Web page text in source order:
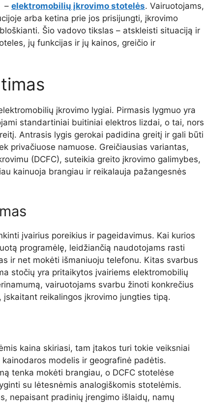
– elektromobilių įkrovimo stotelės. Vairuotojams,
arba ketina prie jos prisijungti, įkrovimo
Šio vadovo tikslas – atskleisti situaciją ir
jų funkcijas ir jų kainos, greičio ir
įkrovimo lygiai. Pirmasis lygmuo yra
standartiniai buitiniai elektros lizdai, o tai, nors
Antrasis lygis gerokai padidina greitį ir gali būti
privačiuose namuose. Greičiausias variantas,
(DCFC), suteikia greito įkrovimo galimybes,
kainuoja brangiau ir reikalauja pažangesnės
įvairius poreikius ir pageidavimus. Kai kurios
programėlę, leidžiančią naudotojams rasti
ir net mokėti išmaniuoju telefonu. Kitas svarbus
stočių yra pritaikytos įvairiems elektromobilių
vairuotojams svarbu žinoti konkrečius
reikalingos įkrovimo jungties tipą.
kaina skiriasi, tam įtakos turi tokie veiksniai
modelis ir geografinė padėtis.
tenka mokėti brangiau, o DCFC stotelėse
su lėtesnėmis analogiškomis stotelėmis.
nepaisant pradinių įrengimo išlaidų, namų